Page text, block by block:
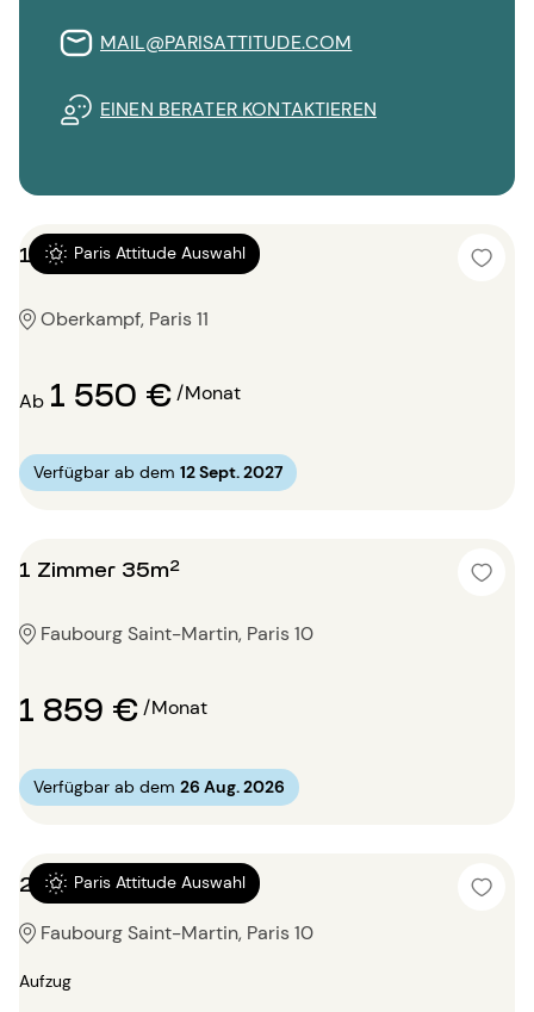
MAIL@PARISATTITUDE.COM
EINEN BERATER KONTAKTIEREN
Paris Attitude Auswahl
1 Zimmer 33m²
Oberkampf, Paris 11
Ab 1 550 €/Monat
Verfügbar ab dem 12 Sept. 2027
1 Zimmer 35m²
Faubourg Saint-Martin, Paris 10
1 859 €/Monat
Verfügbar ab dem 26 Aug. 2026
Paris Attitude Auswahl
2 Zimmer 75m²
Faubourg Saint-Martin, Paris 10
Aufzug